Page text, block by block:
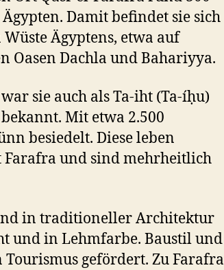
Damit befindet sie sich
Ägyptens, etwa auf
Oasen Dachla und Bahariyya.
sie auch als Ta-iht (Ta-íḥu)
Mit etwa 2.500
besiedelt. Diese leben
Farafra und sind mehrheitlich
in traditioneller Architektur
und in Lehmfarbe. Baustil und
gefördert. Zu Farafra